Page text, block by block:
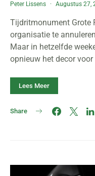
Peter Lissens Augustus 27,
Tijdritmonument Grote
organisatie te
Maar in hetzelfde
opnieuw het decor
Lees Meer
Share